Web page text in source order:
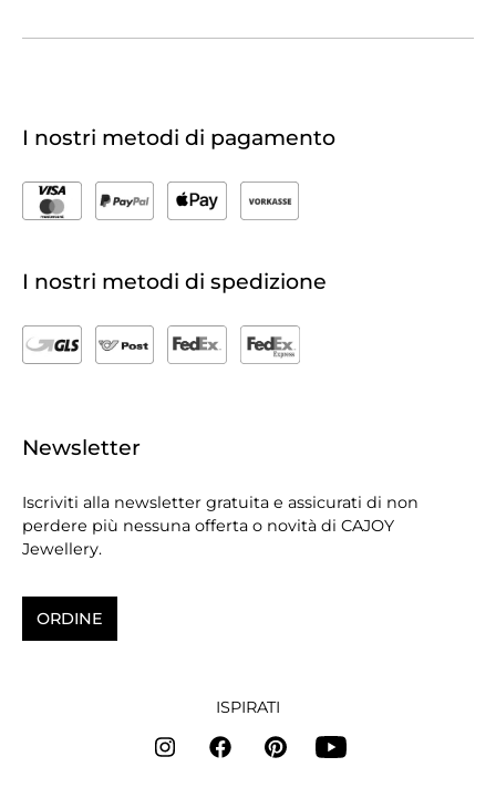
I nostri metodi di pagamento
I nostri metodi di spedizione
Newsletter
Iscriviti alla newsletter gratuita e assicurati di non
perdere più nessuna offerta o novità di CAJOY
Jewellery.
ORDINE
ISPIRATI